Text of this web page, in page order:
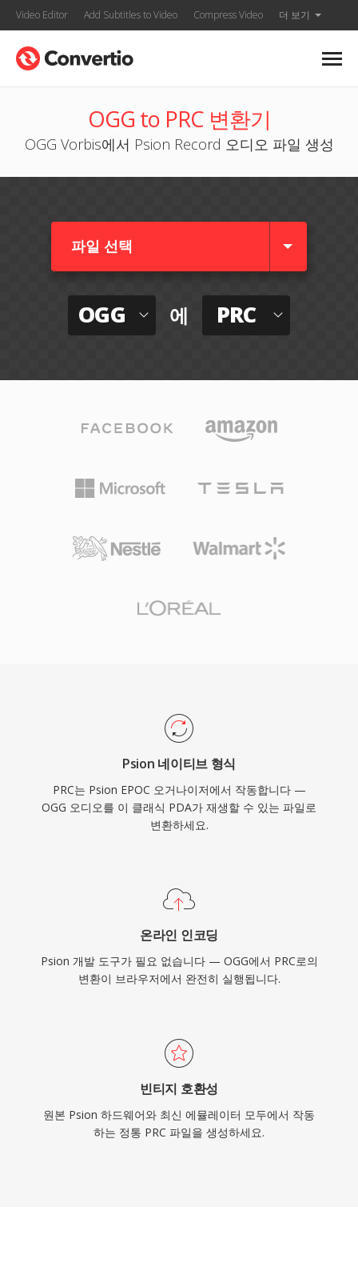
Video Editor Add Subtitles to Video Compress Video 더 보기
OGG to PRC 변환기
OGG Vorbis에서 Psion Record 오디오 파일 생성
파일 선택
OGG 에 PRC
Psion 네이티브 형식
PRC는 Psion EPOC 오거나이저에서 작동합니다 —
OGG 오디오를 이 클래식 PDA가 재생할 수 있는 파일로
변환하세요.
온라인 인코딩
Psion 개발 도구가 필요 없습니다 — OGG에서 PRC로의
변환이 브라우저에서 완전히 실행됩니다.
빈티지 호환성
원본 Psion 하드웨어와 최신 에뮬레이터 모두에서 작동
하는 정통 PRC 파일을 생성하세요.